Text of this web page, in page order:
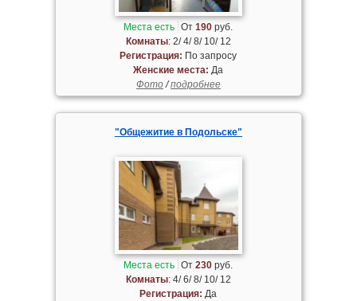
Места есть От190 руб.
Комнаты: 2/ 4/ 8/ 10/ 12
Регистрация: По запросу
Женские места: Да
Фото/подробнее
"Общежитие в Подольске"
Места есть От230 руб.
Комнаты: 4/ 6/ 8/ 10/ 12
Регистрация: Да